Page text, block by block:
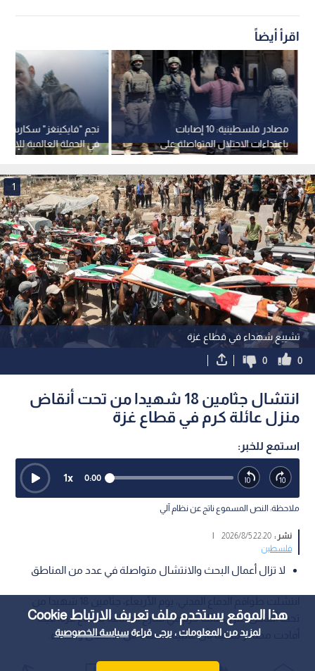
هذا الموقع يستخدم ملف تعريف الارتباط Cookie
لمزيد من المعلومات ، يرجى قراءةسياسة الخصوصية
اقرأ أيضاً
نجم "فايكينغز"
في الحملة العالمية
مروان البرغوثي.. فيديو
مصادر فلسطينية: 10 إصابات
باعتداءات الاحتلال المتواصلة على
مخيم قلنديا
تشييع شهداء في قطاع غزة
1
0
0
انتشال جثامين 18 شهيدا من تحت أنقاض
منزل عائلة كرم في قطاع غزة
استمع للخبر:
0:00
1x
ملاحظة: النص المسموع ناتج عن نظام آلي
نشر :22:20 2026/8/5
|
فلسطين
لا تزال أعمال البحث والانتشال متواصلة في عدد من المناطق
تحت أنقاض منزل عائلة كرم في شارع الصناعة بقطاع غزة، فيما
أفادت مصادر محلية بأن غالبية الضحايا من الأطفال والنساء.